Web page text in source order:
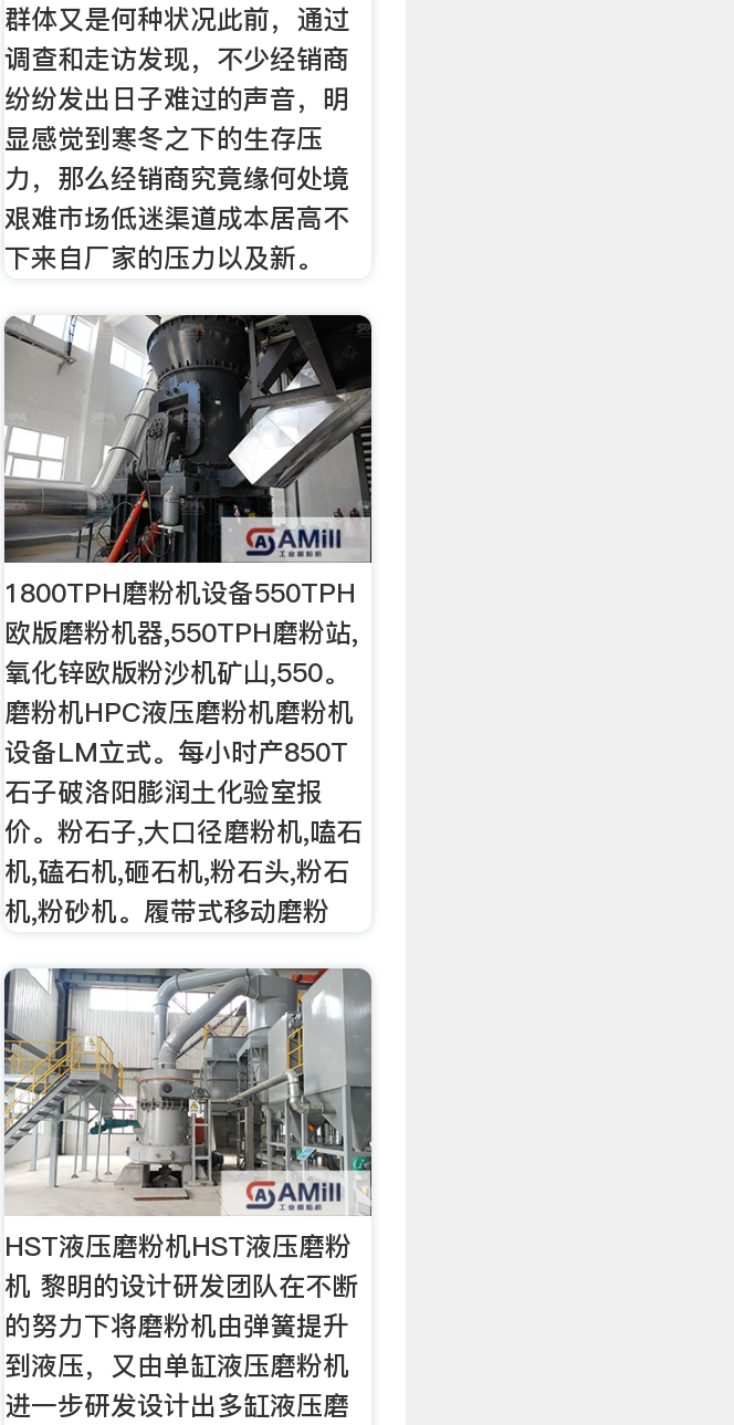
群体又是何种状况此前，通过
调查和走访发现，不少经销商
纷纷发出日子难过的声音，明
显感觉到寒冬之下的生存压
力，那么经销商究竟缘何处境
艰难市场低迷渠道成本居高不
下来自厂家的压力以及新。
1800TPH磨粉机设备550TPH
欧版磨粉机器,550TPH磨粉站,
氧化锌欧版粉沙机矿山,550。
磨粉机HPC液压磨粉机磨粉机
设备LM立式。每小时产850T
石子破洛阳膨润土化验室报
价。粉石子,大口径磨粉机,嗑石
机,磕石机,砸石机,粉石头,粉石
机,粉砂机。履带式移动磨粉
HST液压磨粉机HST液压磨粉
机 黎明的设计研发团队在不断
的努力下将磨粉机由弹簧提升
到液压，又由单缸液压磨粉机
进一步研发设计出多缸液压磨